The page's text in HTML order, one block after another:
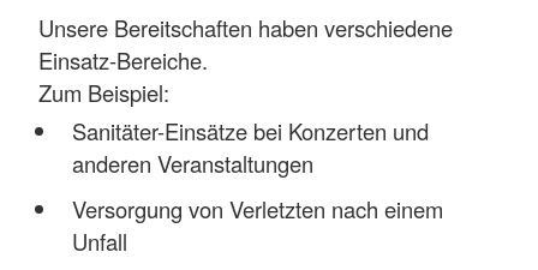
Unsere Bereitschaften haben verschiedene
Einsatz-Bereiche.
Zum Beispiel:
Sanitäter-Einsätze bei Konzerten und
anderen Veranstaltungen
Versorgung von Verletzten nach einem
Unfall